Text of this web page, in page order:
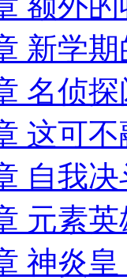
新学期
名侦
这可不
自我决
元素
神炎